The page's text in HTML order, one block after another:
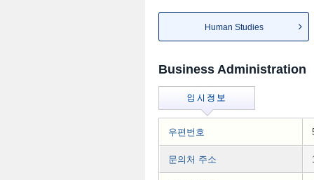
Human Studies
Business Administration
우편번호
문의처 주소